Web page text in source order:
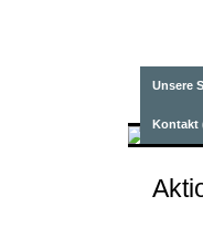
Unsere
Kontakt